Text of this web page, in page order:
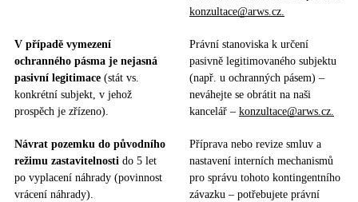
konzultace@arws.cz.
V případě vymezení
ochranného pásma je nejasná
pasivní legitimace (stát vs.
konkrétní subjekt, v jehož
prospěch je zřízeno).
Právní stanoviska k určení
pasivně legitimovaného subjektu
(např. u ochranných pásem) –
neváhejte se obrátit na naši
kancelář – konzultace@arws.cz.
Návrat pozemku do původního
režimu zastavitelnosti do 5 let
po vyplacení náhrady (povinnost
vrácení náhrady).
Příprava nebo revize smluv a
nastavení interních mechanismů
pro správu tohoto kontingentního
závazku – potřebujete právní